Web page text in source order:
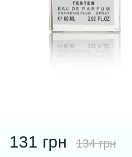
131 грн 134 грн